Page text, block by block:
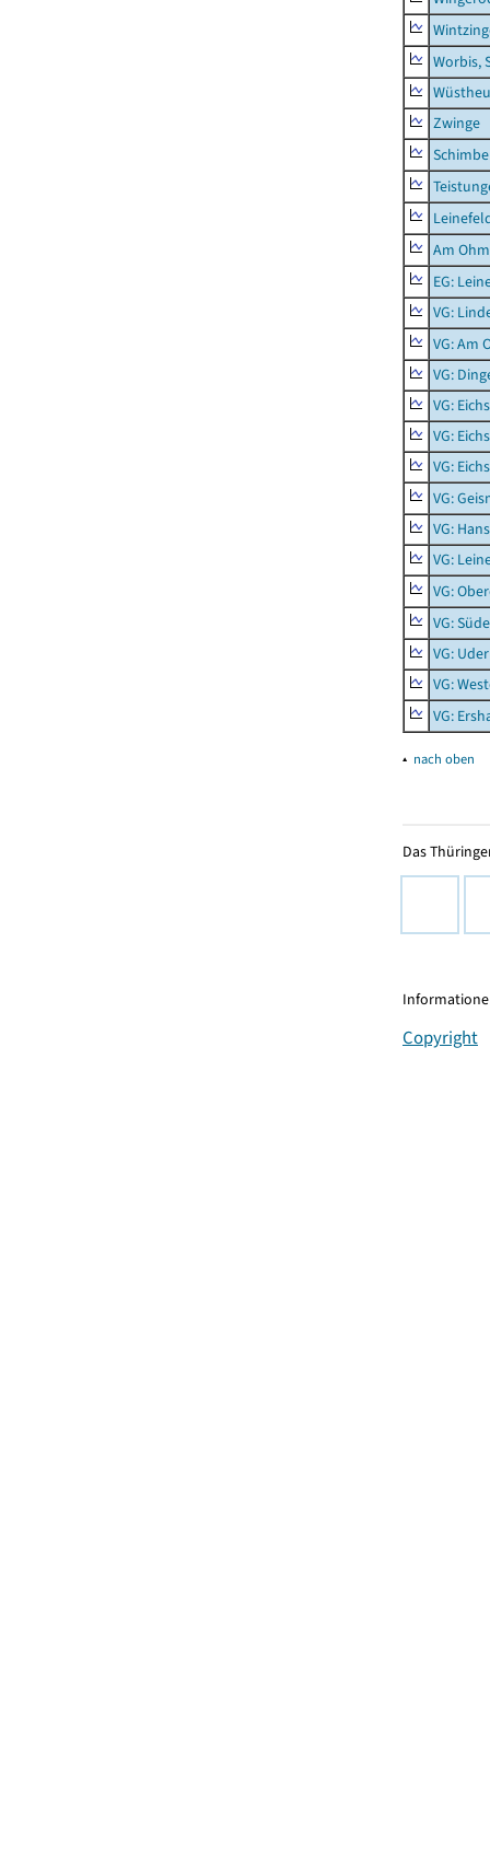
Worbis,
Zwinge
Am
EG:
VG:
VG: Am
VG:
VG:
VG:
VG:
VG:
VG:
VG:
VG:
VG:
VG: Uder
VG:
VG:
▴ nach oben
Das
Copyright